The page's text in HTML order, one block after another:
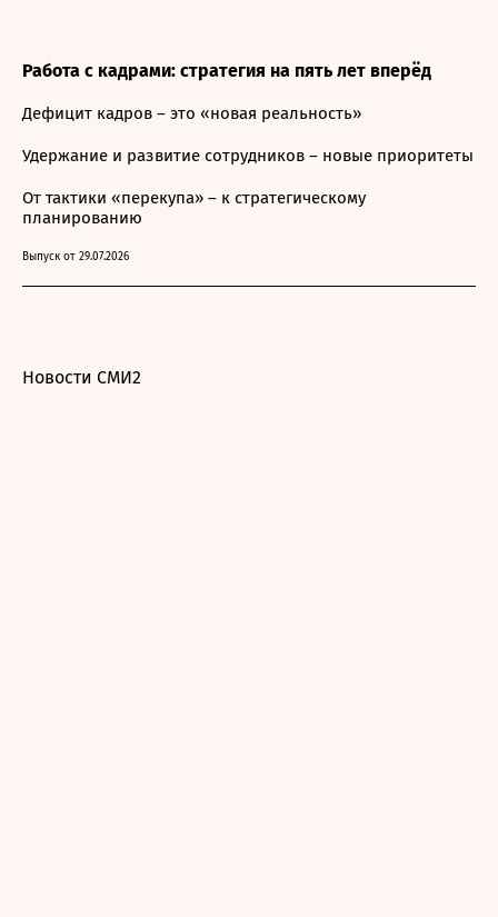
Работа с кадрами: стратегия на пять лет вперёд
Дефицит кадров – это «новая реальность»
Удержание и развитие сотрудников – новые приоритеты
От тактики «перекупа» – к стратегическому
планированию
Выпуск от 29.07.2026
Новости СМИ2